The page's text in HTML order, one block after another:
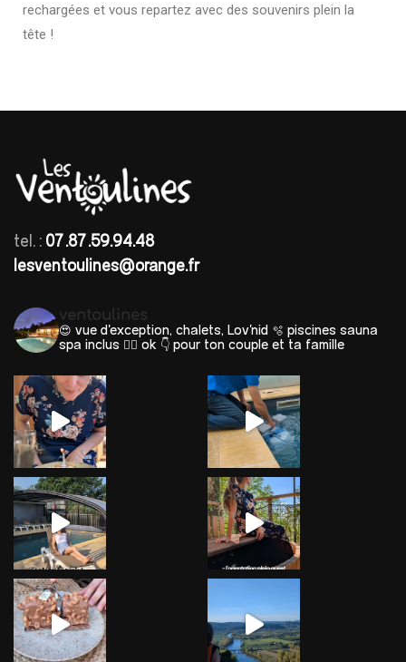
rechargées et vous repartez avec des souvenirs plein la
tête !
tel. : 07.87.59.94.48
lesventoulines@orange.fr
ventoulines
😍 vue d'exception, chalets, Lov'nid 🫧 piscines sauna
spa inclus 🐕‍🦺 ok 👇 pour ton couple et ta famille